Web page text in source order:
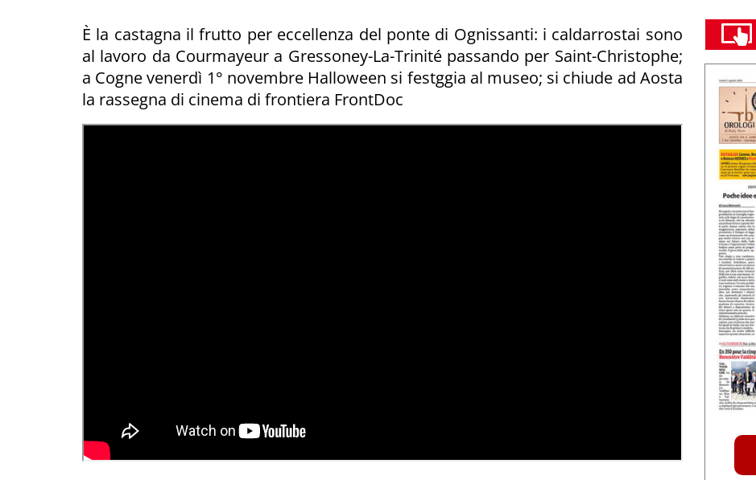
È la castagna il frutto per eccellenza del ponte di Ognissanti: i caldarrostai sono
al lavoro da Courmayeur a Gressoney-La-Trinité passando per Saint-Christophe;
a Cogne venerdì 1° novembre Halloween si festggia al museo; si chiude ad Aosta
la rassegna di cinema di frontiera FrontDoc